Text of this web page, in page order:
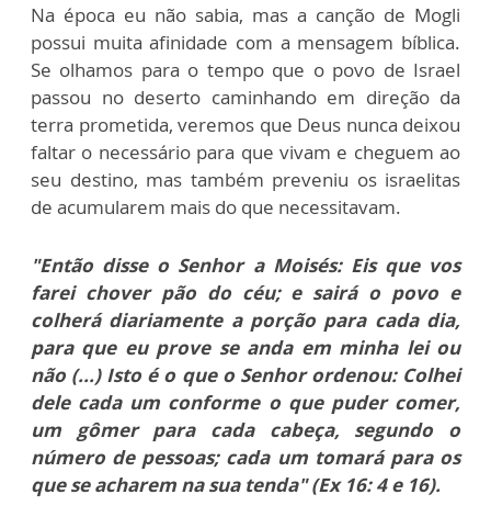
Na época eu não sabia, mas a canção de Mogli
possui muita afinidade com a mensagem bíblica.
Se olhamos para o tempo que o povo de Israel
passou no deserto caminhando em direção da
terra prometida, veremos que Deus nunca deixou
faltar o necessário para que vivam e cheguem ao
seu destino, mas também preveniu os israelitas
de acumularem mais do que necessitavam.
"Então disse o Senhor a Moisés: Eis que vos
farei chover pão do céu; e sairá o povo e
colherá diariamente a porção para cada dia,
para que eu prove se anda em minha lei ou
não (...) Isto é o que o Senhor ordenou: Colhei
dele cada um conforme o que puder comer,
um gômer para cada cabeça, segundo o
número de pessoas; cada um tomará para os
que se acharem na sua tenda" (Ex 16: 4 e 16).